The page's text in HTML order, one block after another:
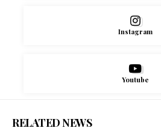
Instagram
Youtube
RELATED NEWS